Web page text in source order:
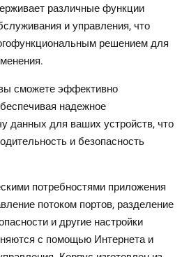
различные функции
и управления, что
решением для
сможете эффективно
надежное
данных для ваших устройств, что
и безопасность
потребностями приложения
потоком портов, разделение
и другие настройки
с помощью Интернета и